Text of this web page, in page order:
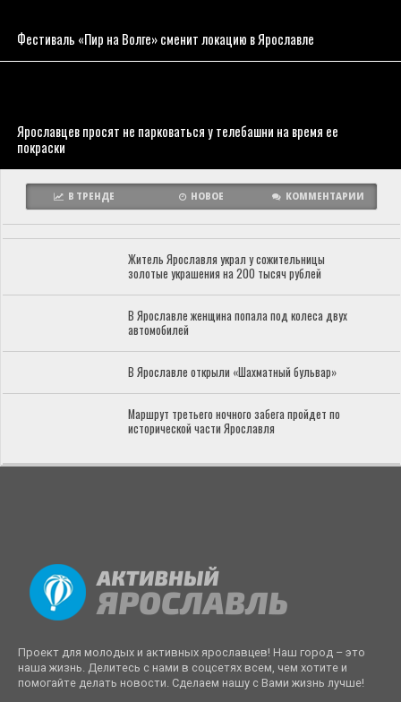
Фестиваль «Пир на Волге» сменит локацию в Ярославле
Ярославцев просят не парковаться у телебашни на время ее
покраски
В ТРЕНДЕ НОВОЕ КОММЕНТАРИИ
Житель Ярославля украл у сожительницы
золотые украшения на 200 тысяч рублей
В Ярославле женщина попала под колеса двух
автомобилей
В Ярославле открыли «Шахматный бульвар»
Маршрут третьего ночного забега пройдет по
исторической части Ярославля
Проект для молодых и активных ярославцев! Наш город – это
наша жизнь. Делитесь с нами в соцсетях всем, чем хотите и
помогайте делать новости. Сделаем нашу с Вами жизнь лучше!